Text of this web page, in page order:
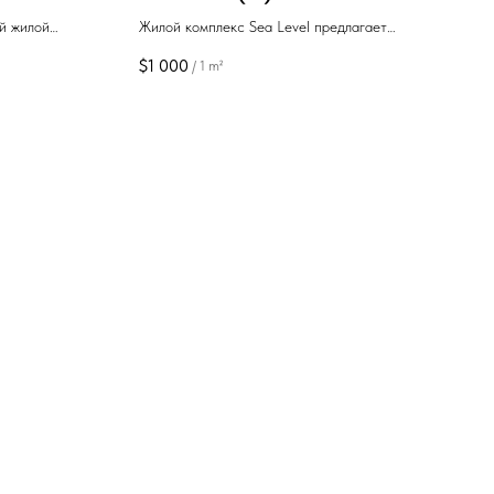
жилой
районе
Жилой комплекс Sea Level предлагает
квартиры всего в нескольких метрах от моря.
$1 000 / 1 m²